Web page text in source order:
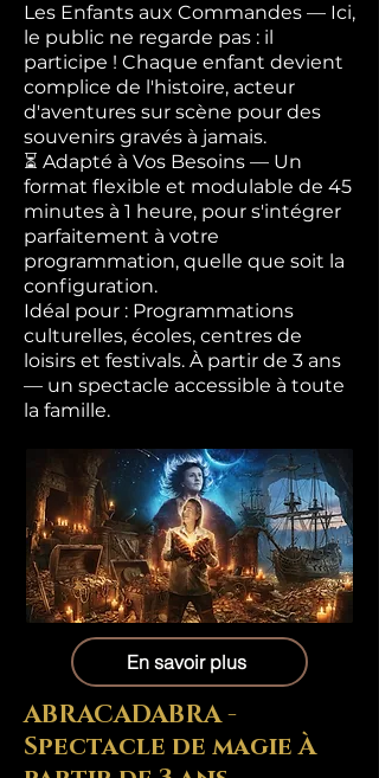
Les Enfants aux Commandes — Ici,
le public ne regarde pas : il
participe ! Chaque enfant devient
complice de l'histoire, acteur
d'aventures sur scène pour des
souvenirs gravés à jamais.
⏳ Adapté à Vos Besoins — Un
format flexible et modulable de 45
minutes à 1 heure, pour s'intégrer
parfaitement à votre
programmation, quelle que soit la
configuration.
Idéal pour : Programmations
culturelles, écoles, centres de
loisirs et festivals. À partir de 3 ans
— un spectacle accessible à toute
la famille.
En savoir plus
ABRACADABRA -
Spectacle de magie À